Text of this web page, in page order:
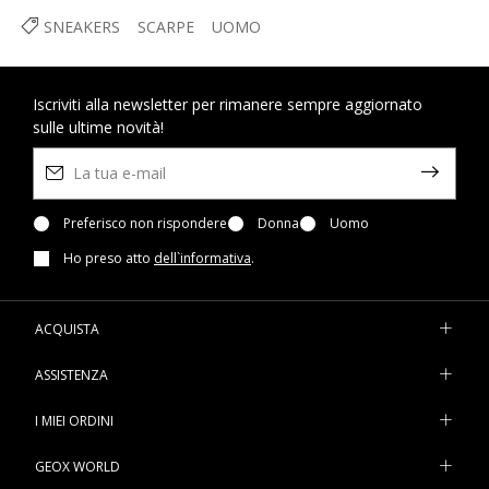
SNEAKERS SCARPE UOMO
Iscriviti alla newsletter per rimanere sempre aggiornato
sulle ultime novità!
Preferisco non rispondere Donna
Uomo
Ho preso atto dell`informativa.
ACQUISTA
ASSISTENZA
I MIEI ORDINI
GEOX WORLD